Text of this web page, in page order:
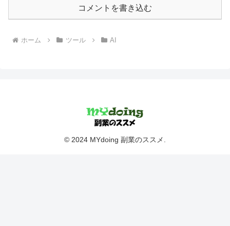
コメントを書き込む
ホーム ツール AI
© 2024 MYdoing 副業のススメ.